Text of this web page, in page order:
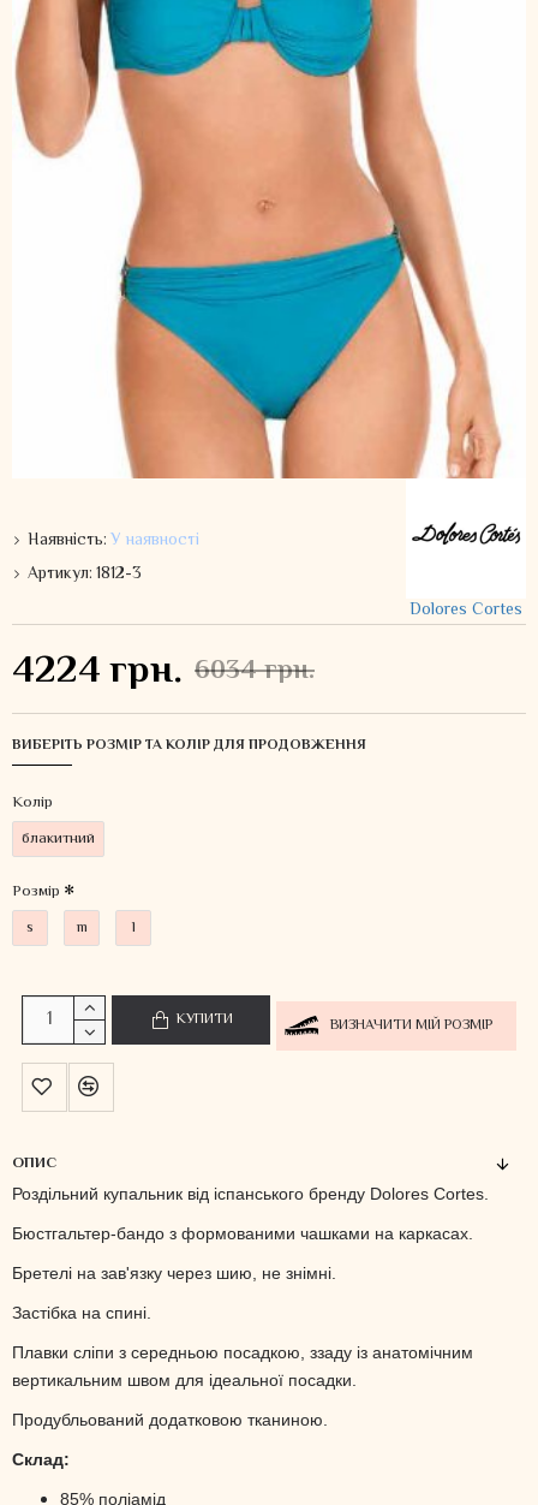
Наявність:У наявності
Артикул:1812-3
Dolores Cortes
6034 грн.
4224 грн.
ВИБЕРІТЬ РОЗМІР ТА КОЛІР ДЛЯ ПРОДОВЖЕННЯ
Колiр
блакитний
Розмір
s
m l
КУПИТИ ВИЗНАЧИТИ МІЙ РОЗМІР
ОПИС
Роздільний купальник від іспанського бренду Dolores Cortes.
Бюстгальтер-бандо з формованими чашками на каркасах.
Бретелі на зав'язку через шию, не знімні.
Застібка на спині.
Плавки сліпи з середньою посадкою, ззаду із анатомічним
вертикальним швом для ідеальної посадки.
Продубльований додатковою тканиною.
Склад:
85% поліамід